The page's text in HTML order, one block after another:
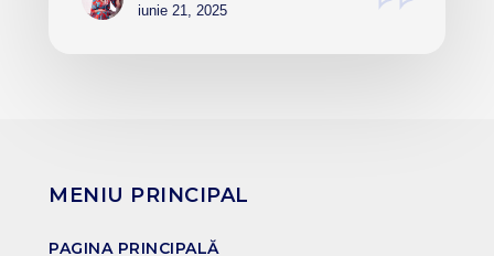
iunie 21, 2025
MENIU PRINCIPAL
PAGINA PRINCIPALĂ